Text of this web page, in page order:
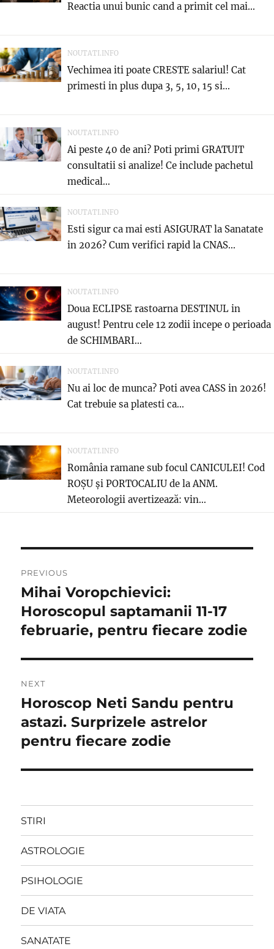
Reactia unui bunic cand a primit cel mai...
NOUTATI.INFO
Vechimea iti poate CRESTE salariul! Cat
primesti in plus dupa 3, 5, 10, 15 si...
NOUTATI.INFO
Ai peste 40 de ani? Poti primi GRATUIT
consultatii si analize! Ce include pachetul
medical...
NOUTATI.INFO
Esti sigur ca mai esti ASIGURAT la Sanatate
in 2026? Cum verifici rapid la CNAS...
NOUTATI.INFO
Doua ECLIPSE rastoarna DESTINUL in
august! Pentru cele 12 zodii incepe o perioada
de SCHIMBARI...
NOUTATI.INFO
Nu ai loc de munca? Poti avea CASS in 2026!
Cat trebuie sa platesti ca...
NOUTATI.INFO
România ramane sub focul CANICULEI! Cod
ROȘU și PORTOCALIU de la ANM.
Meteorologii avertizează: vin...
în
articole
PREVIOUS
Previous
post:
Mihai Voropchievici:
Horoscopul saptamanii 11-17
februarie, pentru fiecare zodie
NEXT
Next
post:
Horoscop Neti Sandu pentru
astazi. Surprizele astrelor
pentru fiecare zodie
STIRI
ASTROLOGIE
PSIHOLOGIE
DE VIATA
SANATATE